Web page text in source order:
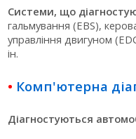
Системи, що
гальмування (EBS),
управління двигуном
ін.
• Комп'ютерна
Діагностуються